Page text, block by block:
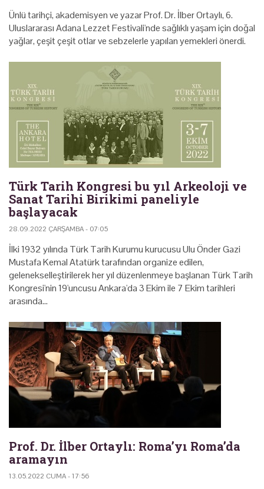
Ünlü tarihçi, akademisyen ve yazar Prof. Dr. İlber Ortaylı, 6.
Uluslararası Adana Lezzet Festivali'nde sağlıklı yaşam için doğal
yağlar, çeşit çeşit otlar ve sebzelerle yapılan yemekleri önerdi.
Türk Tarih Kongresi bu yıl Arkeoloji ve
Sanat Tarihi Birikimi paneliyle
başlayacak
28.09.2022 ÇARŞAMBA - 07:05
İlki 1932 yılında Türk Tarih Kurumu kurucusu Ulu Önder Gazi
Mustafa Kemal Atatürk tarafından organize edilen,
gelenekselleştirilerek her yıl düzenlenmeye başlanan Türk Tarih
Kongresi'nin 19'uncusu Ankara'da 3 Ekim ile 7 Ekim tarihleri
arasında…
Prof. Dr. İlber Ortaylı: Roma’yı Roma’da
aramayın
13.05.2022 CUMA - 17:56